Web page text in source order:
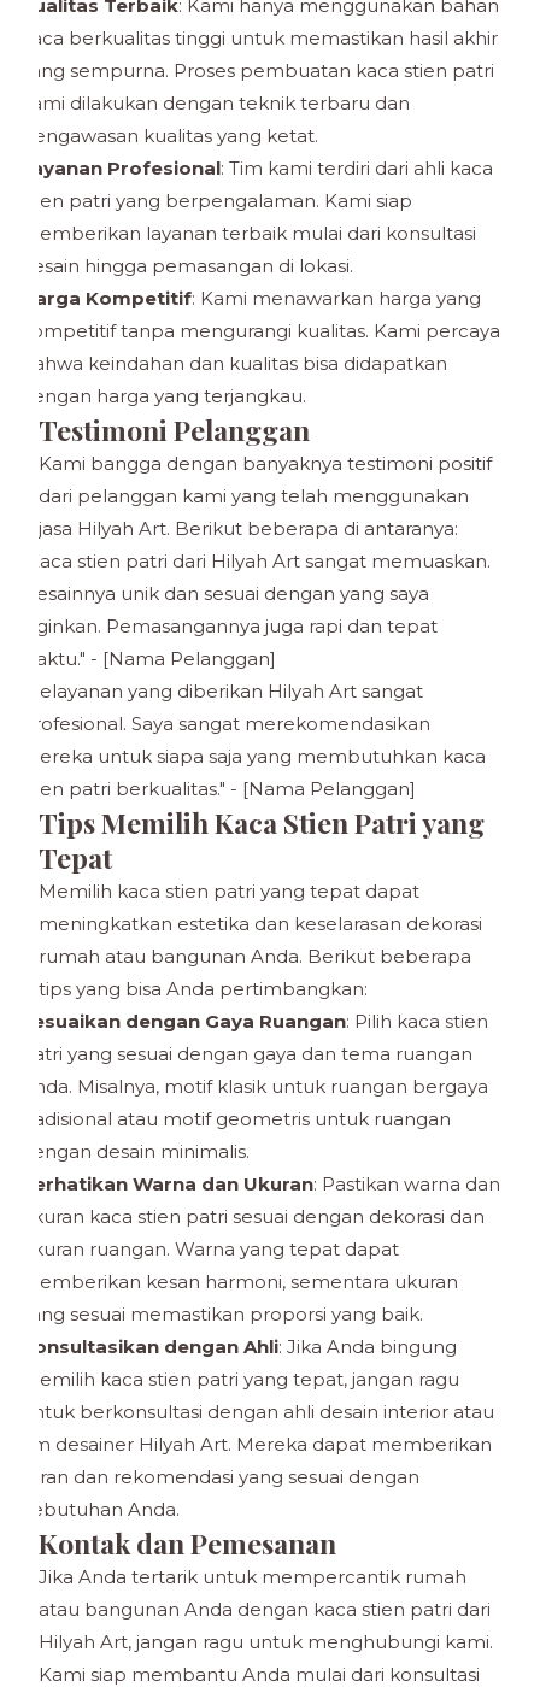
Kualitas Terbaik: Kami hanya menggunakan bahan
kaca berkualitas tinggi untuk memastikan hasil akhir
yang sempurna. Proses pembuatan kaca stien patri
kami dilakukan dengan teknik terbaru dan
pengawasan kualitas yang ketat.
Layanan Profesional: Tim kami terdiri dari ahli kaca
stien patri yang berpengalaman. Kami siap
memberikan layanan terbaik mulai dari konsultasi
desain hingga pemasangan di lokasi.
Harga Kompetitif: Kami menawarkan harga yang
kompetitif tanpa mengurangi kualitas. Kami percaya
bahwa keindahan dan kualitas bisa didapatkan
dengan harga yang terjangkau.
Testimoni Pelanggan
Kami bangga dengan banyaknya testimoni positif
dari pelanggan kami yang telah menggunakan
jasa Hilyah Art. Berikut beberapa di antaranya:
"Kaca stien patri dari Hilyah Art sangat memuaskan.
Desainnya unik dan sesuai dengan yang saya
inginkan. Pemasangannya juga rapi dan tepat
waktu." - [Nama Pelanggan]
"Pelayanan yang diberikan Hilyah Art sangat
profesional. Saya sangat merekomendasikan
mereka untuk siapa saja yang membutuhkan kaca
stien patri berkualitas." - [Nama Pelanggan]
Tips Memilih Kaca Stien Patri yang
Tepat
Memilih kaca stien patri yang tepat dapat
meningkatkan estetika dan keselarasan dekorasi
rumah atau bangunan Anda. Berikut beberapa
tips yang bisa Anda pertimbangkan:
Sesuaikan dengan Gaya Ruangan: Pilih kaca stien
patri yang sesuai dengan gaya dan tema ruangan
Anda. Misalnya, motif klasik untuk ruangan bergaya
tradisional atau motif geometris untuk ruangan
dengan desain minimalis.
Perhatikan Warna dan Ukuran: Pastikan warna dan
ukuran kaca stien patri sesuai dengan dekorasi dan
ukuran ruangan. Warna yang tepat dapat
memberikan kesan harmoni, sementara ukuran
yang sesuai memastikan proporsi yang baik.
Konsultasikan dengan Ahli: Jika Anda bingung
memilih kaca stien patri yang tepat, jangan ragu
untuk berkonsultasi dengan ahli desain interior atau
tim desainer Hilyah Art. Mereka dapat memberikan
saran dan rekomendasi yang sesuai dengan
kebutuhan Anda.
Kontak dan Pemesanan
Jika Anda tertarik untuk mempercantik rumah
atau bangunan Anda dengan kaca stien patri dari
Hilyah Art, jangan ragu untuk menghubungi kami.
Kami siap membantu Anda mulai dari konsultasi